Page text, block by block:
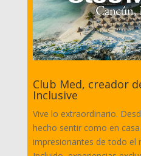
Club Med, creador
Inclusive
Vive lo extraordinario.
hecho sentir como en
impresionantes de todo el